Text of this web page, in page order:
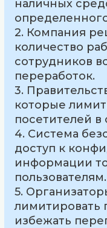
наличных
2. Компания
количество
сотрудников
переработок.
3.
которые
посетителей
4. Система
доступ к
информации
пользователям.
5.
лимитировать
избежать